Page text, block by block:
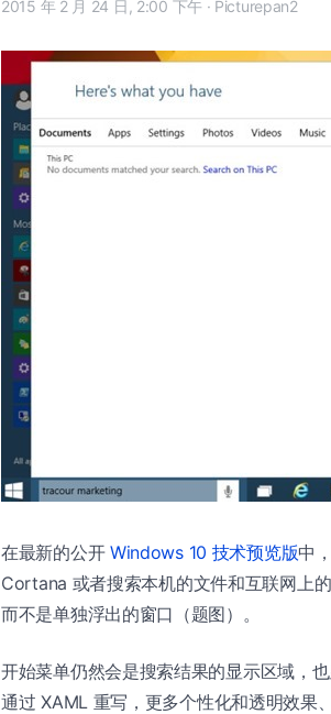
2015 年 2 月 24 日, 2:00 下午 · Picturepan2
在最新的公开 Windows 10 技术预览版中
Cortana 或者搜索本机的文件和互联网上
而不是单独浮出的窗口（题图）。
开始菜单仍然会是搜索结果的显示区域，
通过 XAML 重写，更多个性化和透明效果